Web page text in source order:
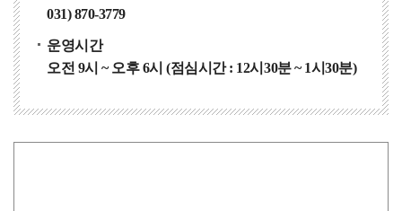
031) 870-3779
운영시간
오전 9시 ~ 오후 6시 (점심시간 : 12시30분 ~ 1시30분)